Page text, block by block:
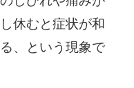
休むと症状が和
、という現象で